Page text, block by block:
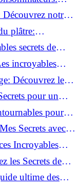
pour votrenotre
plâtre:
parfait!
secrets de
incroyables
Découvrez les
pour un
pour
Secrets avec le
Incroyables
les Secrets de
ultime des